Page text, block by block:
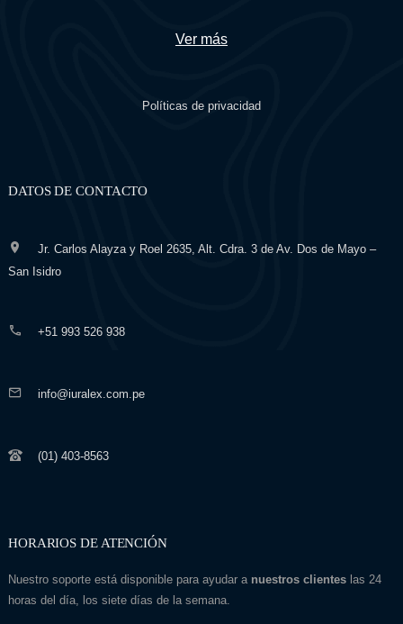
Ver más
Políticas de privacidad
DATOS DE CONTACTO
Jr. Carlos Alayza y Roel 2635, Alt. Cdra. 3 de Av. Dos de Mayo –
San Isidro
+51 993 526 938
info@iuralex.com.pe
(01) 403-8563
HORARIOS DE ATENCIÓN
Nuestro soporte está disponible para ayudar a nuestros clienteslas 24
horas del día, los siete días de la semana.